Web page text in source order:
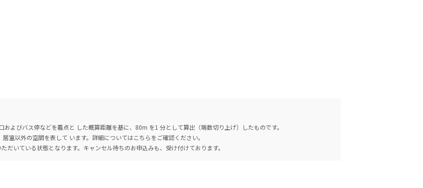
よびバス停などを着点と した概算距離を基に、80m を1 分として算出（端数切り上げ）したものです。
室以外の空間を表して います。詳細についてはこちらをご確認ください。
だいている状態となります。キャンセル待ちのお申込みも、受け付けております。